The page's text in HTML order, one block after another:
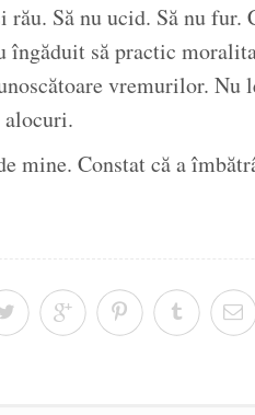
rău. Să nu ucid. Să nu
să practic
vremurilor. Nu
alocuri.
mine. Constat că a